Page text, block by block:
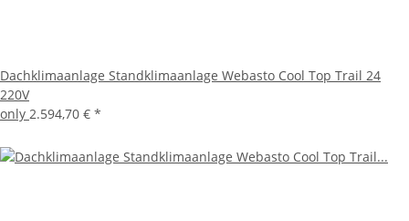
Dachklimaanlage Standklimaanlage Webasto Cool Top Trail 24
220V
only 2.594,70 € *